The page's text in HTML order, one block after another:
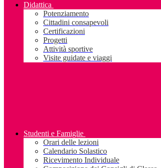
Didattica
Potenziamento
Cittadini consapevoli
Certificazioni
Progetti
Attività sportive
Visite guidate e viaggi
Studenti e Famiglie
Orari delle lezioni
Calendario Solastico
Ricevimento Individuale